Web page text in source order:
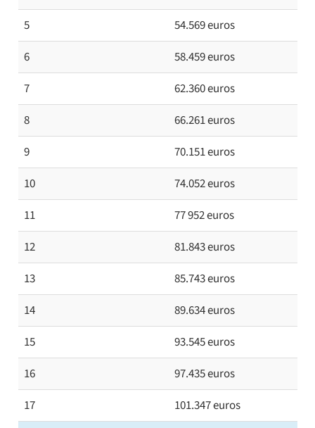
5
54.569 euros
6
58.459 euros
7
62.360 euros
8
66.261 euros
9
70.151 euros
10
74.052 euros
11
77 952 euros
12
81.843 euros
13
85.743 euros
14
89.634 euros
15
93.545 euros
16
97.435 euros
17
101.347 euros